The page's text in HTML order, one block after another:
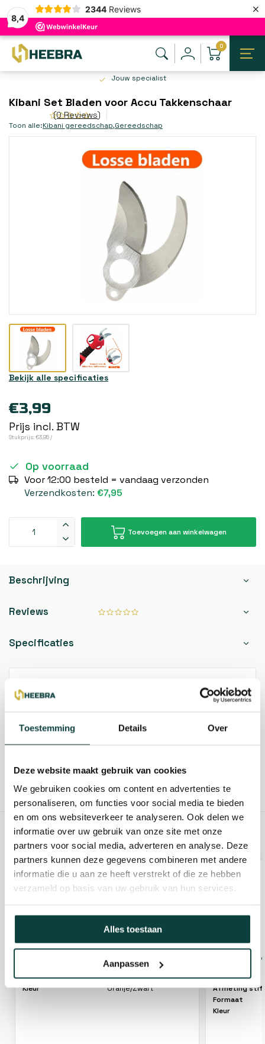
Toestemming Details Over
Deze website maakt gebruik van cookies
We gebruiken cookies om content en advertenties te
personaliseren, om functies voor social media te bieden
en om ons websiteverkeer te analyseren. Ook delen we
informatie over uw gebruik van onze site met onze
partners voor social media, adverteren en analyse. Deze
partners kunnen deze gegevens combineren met andere
informatie die u aan ze heeft verstrekt of die ze hebben
verzameld op basis van uw gebruik van hun services.
Alles toestaan
Aanpassen
8,4
2344 Reviews ×
0
Jouw specialist
Kibani Set Bladen voor Accu Takkenschaar
(0 Reviews)
Toon alle:Kibani gereedschap,Gereedschap
Bekijk alle specificaties
€3,99
Prijs incl. BTW
Stukprijs: €3,95 /
Op voorraad
Voor 12:00 besteld = vandaag verzonden
Verzendkosten: €7,95
Toevoegen aan winkelwagen
Beschrijving
Reviews
Specificaties
info@heebra.com
Hovenier of klusbedrijf? Neem contact met ons op voor
10% korting!
GERELATEERDE PRODUCTEN
Kibani Accu Takkenschaar met extra
Kleur Oranje/Zwart
Kibani
Afmeting
Formaat
Kleur